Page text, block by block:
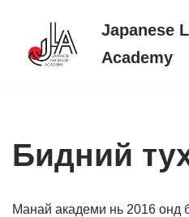
Skip
Japanese
Academy
Бидний
Манай академи нь 2016 онд